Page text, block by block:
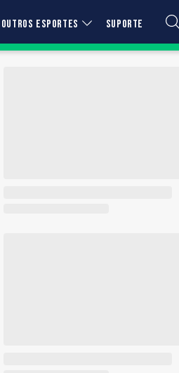
OUTROS ESPORTES SUPORTE